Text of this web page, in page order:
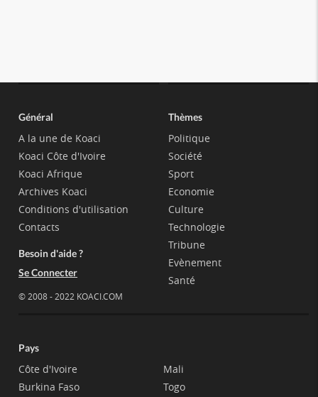
Général
A la une de Koaci
Koaci Côte d'Ivoire
Koaci Afrique
Archives Koaci
Conditions d'utilisation
Contacts
Besoin d'aide ?
Se Connecter
© 2008 - 2022 KOACI.COM
Thèmes
Politique
Société
Sport
Economie
Culture
Technologie
Tribune
Evènement
Santé
Pays
Côte d'Ivoire
Burkina Faso
Mali
Togo